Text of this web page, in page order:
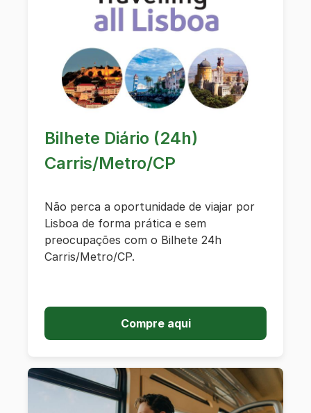
Bilhete Diário (24h)
Carris/Metro/CP
Não perca a oportunidade de viajar por
Lisboa de forma prática e sem
preocupações com o Bilhete 24h
Carris/Metro/CP.
Compre aqui